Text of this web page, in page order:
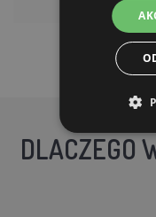
DLACZEGO